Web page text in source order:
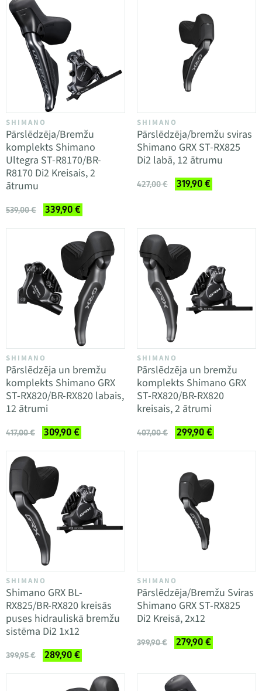
SHIMANO
Pārslēdzēja/Bremžu
komplekts Shimano
Ultegra ST-R8170/BR-
R8170 Di2 Kreisais, 2
ātrumu
539,00 € 339,90 €
SHIMANO
Pārslēdzēja/bremžu sviras
Shimano GRX ST-RX825
Di2 labā, 12 ātrumu
427,00 € 319,90 €
SHIMANO
Pārslēdzēja un bremžu
komplekts Shimano GRX
ST-RX820/BR-RX820 labais,
12 ātrumi
417,00 € 309,90 €
SHIMANO
Pārslēdzēja un bremžu
komplekts Shimano GRX
ST-RX820/BR-RX820
kreisais, 2 ātrumi
407,00 € 299,90 €
SHIMANO
Shimano GRX BL-
RX825/BR-RX820 kreisās
puses hidrauliskā bremžu
sistēma Di2 1x12
399,95 € 289,90 €
SHIMANO
Pārslēdzēja/Bremžu Sviras
Shimano GRX ST-RX825
Di2 Kreisā, 2x12
399,90 € 279,90 €